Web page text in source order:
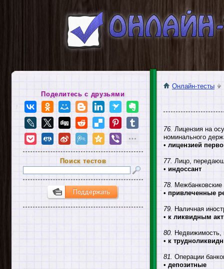
Онлайн-тесты
76. Лицензия на
номинального
• лицензией
77. Лицо,
• индоссант
78. Межбанковские
• привлеченные
79. Наличная
• к ликвидным
80. Недвижимость,
• к
81. Операции
• депозитные
Поделитесь с друзьями
Поиск тестов